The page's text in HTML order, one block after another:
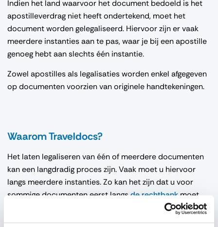
Indien het land waarvoor het document bedoeld is het
apostilleverdrag niet heeft ondertekend, moet het
document worden gelegaliseerd. Hiervoor zijn er vaak
meerdere instanties aan te pas, waar je bij een apostille
genoeg hebt aan slechts één instantie.
Zowel apostilles als legalisaties worden enkel afgegeven
op documenten voorzien van originele handtekeningen.
Waarom Traveldocs?
Het laten legaliseren van één of meerdere documenten
kan een langdradig proces zijn. Vaak moet u hiervoor
langs meerdere instanties. Zo kan het zijn dat u voor
sommige documenten eerst langs de rechtbank moet,
Ministerie van Buitenlandse Zakenen